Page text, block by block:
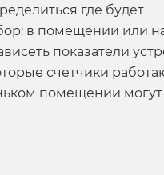
где будет
в помещении или
показатели
счетчики
помещении могут